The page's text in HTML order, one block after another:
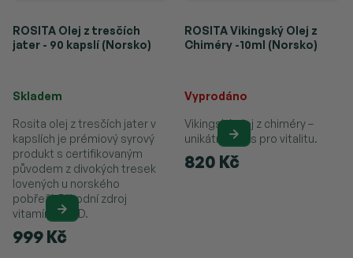
ROSITA Olej z tresčích
jater - 90 kapslí (Norsko)
Skladem
999 Kč
Rosita olej z tresčích jater v
kapslích je prémiový syrový
produkt s certifikovaným
původem z divokých tresek
lovených u norského
pobřeží. Přírodní zdroj
vitamínů A a D.
ROSITA Vikingský Olej z
Chiméry -10ml (Norsko)
Vyprodáno
820 Kč
Vikingský olej z chiméry –
unikátní směs pro vitalitu.